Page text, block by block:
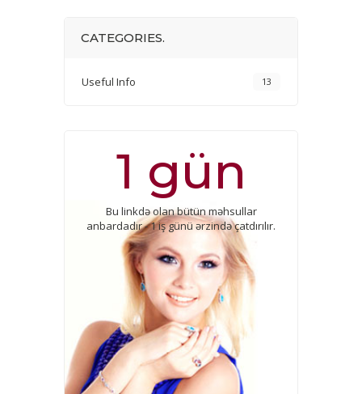
CATEGORIES.
Useful Info 13
1 gün
Bu linkdə olan bütün məhsullar
anbardadır - 1 iş günü ərzində çatdırılır.